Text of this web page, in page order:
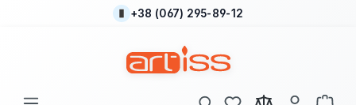
Перейти до основного вмісту
+38 (067) 295-89-12
У вас є 0 у списку